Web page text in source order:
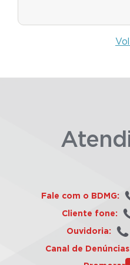
Fale com o BDMG:
Cliente fone:
Ouvidoria:
Canal de